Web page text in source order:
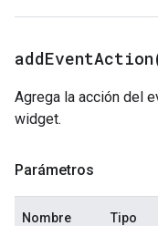
Agrega la acción del
widget.
Parámetros
Nombre Tipo